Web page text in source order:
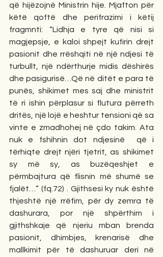
që hijëzojnë Ministrin hije. Mjafton për
këtë qoftë dhe perifrazimi i këtij
fragmnti: “Lidhja e tyre që nisi si
magjepsje, e kaloi shpejt kufirin drejt
pasionit dhe rrëshqiti në një ndjesi të
turbullt, një ndërthurje midis dëshirës
dhe pasigurisë…Që në ditët e para të
punës, shikimet mes saj dhe ministrit
të ri ishin përplasur si flutura përreth
dritës, një lojë e heshtur tensioni që sa
vinte e zmadhohej në çdo takim. Ata
nuk e fshihnin dot ndjesinë  që i
tërhiqte drejt njëri tjetrit, as shikimet
sy më sy, as buzëqeshjet e
përmbajtura që flisnin më shumë se
fjalët…” (fq.72) . Gjithsesi ky nuk është
thjeshtë një rrëfim, për dy zemra të
dashurara, por një shpërthim i
gjithshkaje që njeriu mban brenda
pasionit, dhimbjes, krenarisë dhe
mallkimit për të dashuruar deri në